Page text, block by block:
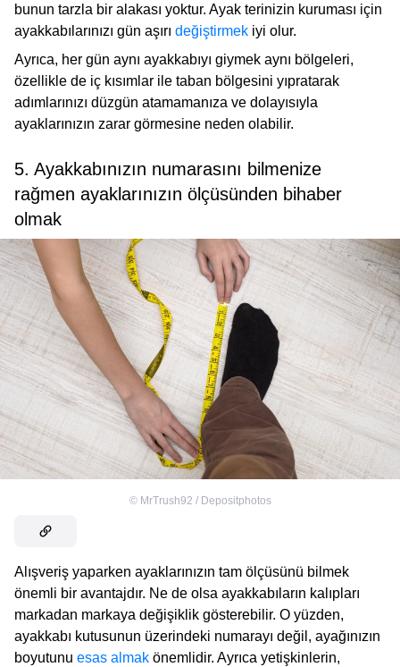
bunun tarzla bir alakası yoktur. Ayak terinizin kuruması için
ayakkabılarınızı gün aşırı değiştirmek iyi olur.
Ayrıca, her gün aynı ayakkabıyı giymek aynı bölgeleri,
özellikle de iç kısımlar ile taban bölgesini yıpratarak
adımlarınızı düzgün atamamanıza ve dolayısıyla
ayaklarınızın zarar görmesine neden olabilir.
5. Ayakkabınızın numarasını bilmenize
rağmen ayaklarınızın ölçüsünden bihaber
olmak
© MrTrush92 / Depositphotos
Alışveriş yaparken ayaklarınızın tam ölçüsünü bilmek
önemli bir avantajdır. Ne de olsa ayakkabıların kalıpları
markadan markaya değişiklik gösterebilir. O yüzden,
ayakkabı kutusunun üzerindeki numarayı değil, ayağınızın
boyutunu esas almak önemlidir. Ayrıca yetişkinlerin,